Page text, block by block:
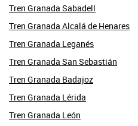
Tren Granada Sabadell
Tren Granada Alcalá de Henares
Tren Granada Leganés
Tren Granada San Sebastián
Tren Granada Badajoz
Tren Granada Lérida
Tren Granada León